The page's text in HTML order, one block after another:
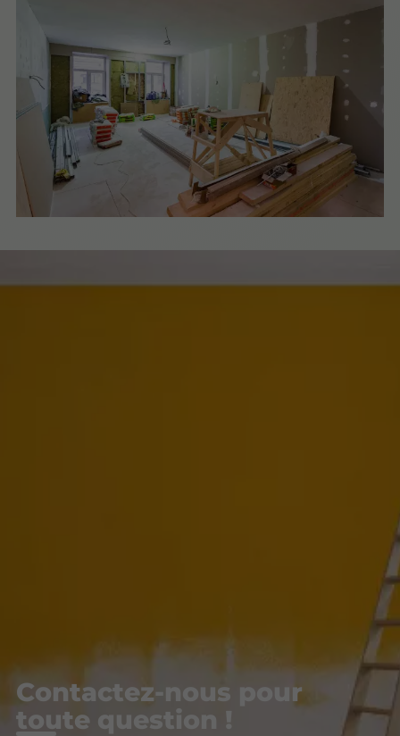
Contactez-nous pour
toute question !